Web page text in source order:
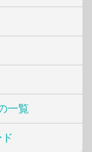
一覧